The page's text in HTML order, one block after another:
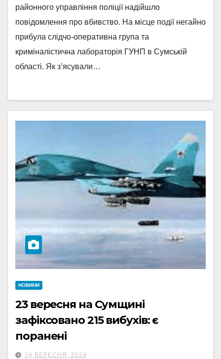
районного управління поліції надійшло
повідомлення про вбивство. На місце події негайно
прибула слідчо-оперативна група та
криміналістична лабораторія ГУНП в Сумській
області. Як з’ясували…
НОВИНИ
23 вересня на Сумщині
зафіксовано 215 вибухів: є
поранені
24 ВЕРЕСНЯ, 2024